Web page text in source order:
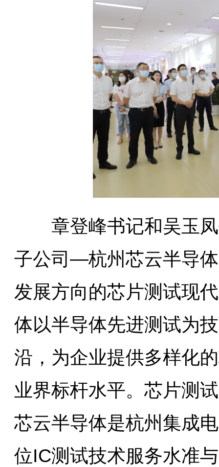
章登峰书记和吴玉凤
子公司—杭州芯云半导
发展方向的芯片测试现
体以半导体先进测试为
沿，为企业提供多样化
业界标杆水平。芯片测
芯云半导体是杭州集成
位IC测试技术服务水准